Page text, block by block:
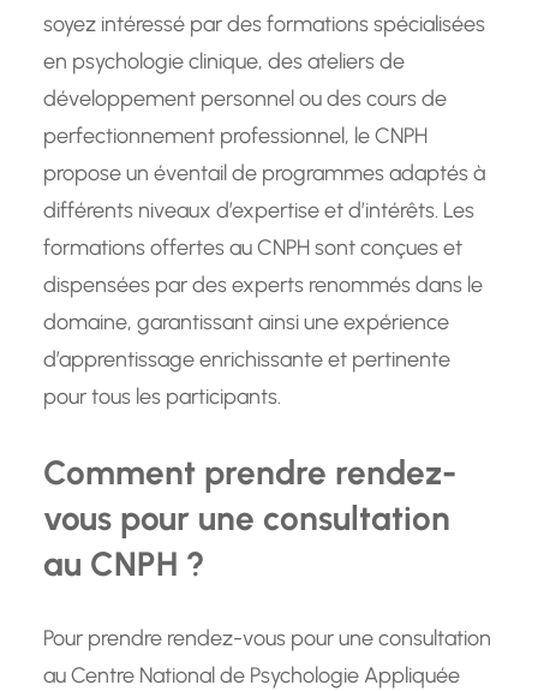
soyez intéressé par des formations spécialisées
en psychologie clinique, des ateliers de
développement personnel ou des cours de
perfectionnement professionnel, le CNPH
propose un éventail de programmes adaptés à
différents niveaux d’expertise et d’intérêts. Les
formations offertes au CNPH sont conçues et
dispensées par des experts renommés dans le
domaine, garantissant ainsi une expérience
d’apprentissage enrichissante et pertinente
pour tous les participants.
Comment prendre rendez-
vous pour une consultation
au CNPH ?
Pour prendre rendez-vous pour une consultation
au Centre National de Psychologie Appliquée